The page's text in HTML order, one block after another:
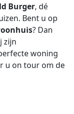
Burger, dé
Bent u op
? Dan
zijn
woning
u on tour om de